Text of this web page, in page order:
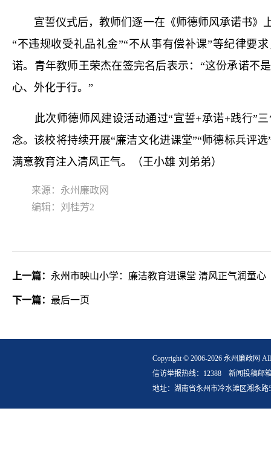
宣誓仪式后，教师们逐一在《师德师风承诺书》
“不违规收受礼品礼金”“不从事有偿补课”等纪律要
诺。青年教师王荣杰在签完名后表示：“这份承诺不
心、外化于行。”
此次师德师风建设活动通过“宣誓+承诺+践行”三
念。该校将持续开展“廉洁文化进课堂”“师德标兵评
满意教育注入清风正气。（王小雄 刘弟弟）
来源：永州廉政网
编辑：刘桂芳2
上一篇： 永州市映山小学：廉洁教育进课堂 清风正气润童心
下一篇： 最后一页
Copyright © 2006-2026 永州廉政网
信访举报热线：12388 新闻投稿邮
地址：湖南省永州市冷水滩区湘永